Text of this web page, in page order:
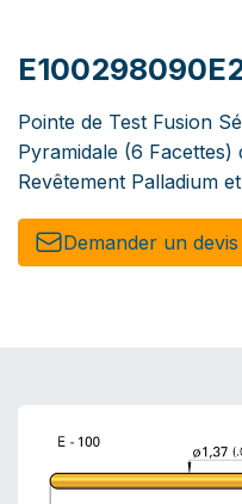
Pointe de Test Fusion
Pyramidale (6
Revêtement Palladium
Demander un de​​vis​​